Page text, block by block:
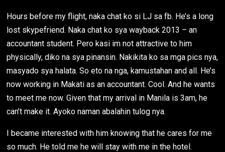
Hours before my flight, naka chat ko si LJ sa fb. He’s a long
lost skypefriend. Naka chat ko sya wayback 2013 – an
accountant student. Pero kasi im not attractive to him
physically, diko na sya pinansin. Nakikita ko sa mga pics nya,
masyado sya halata. So eto na nga, kamustahan and all. He’s
now working in Makati as an accountant. Cool. And he wants
to meet me now. Given that my arrival in Manila is 3am, he
can’t make it. Ayoko naman abalahin tulog nya.
I became interested with him knowing that he cares for me
so much. He told me he will stay with me in the hotel.